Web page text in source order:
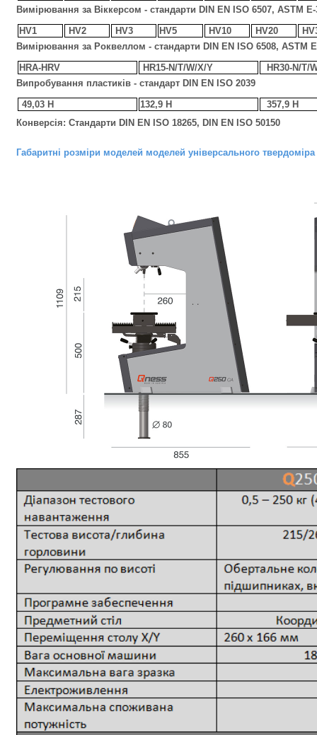
Вимірювання за Віккерсом - стандарти DIN EN ISO 6507, ASTM E-
HV1
HV2 HV3 HV5 HV10 HV20
Вимірювання за Роквеллом - стандарти DIN EN ISO 6508, ASTM
HRA-HRV
HR15-N/T/W/X/Y
HR30-N/T/
Випробування пластиків - стандарт DIN EN ISO 2039
49,03 Н
132,9 Н
357,9 Н
Конверсія: Стандарти DIN EN ISO 18265, DIN EN ISO 50150
Габаритні розміри моделей моделей універсального твердоміра